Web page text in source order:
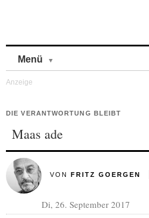
Menü
DIE VERANTWORTUNG BLEIBT
Maas ade
VON FRITZ GOERGEN
Di, 26. September 2017